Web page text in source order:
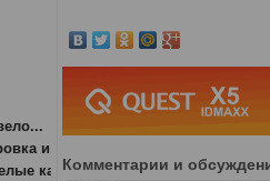
Комментарии и
и снаряжение
картинки